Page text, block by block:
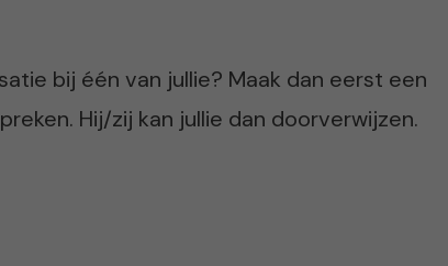
bij één van jullie? Maak dan eerst een
Hij/zij kan jullie dan doorverwijzen.